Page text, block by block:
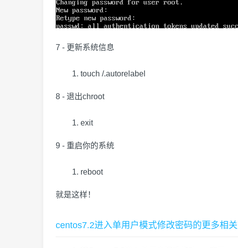
7 - 更新系统信息
touch /.autorelabel
8 - 退出chroot
exit
9 - 重启你的系统
reboot
就是这样！
centos7.2进入单用户模式修改密码的更多相